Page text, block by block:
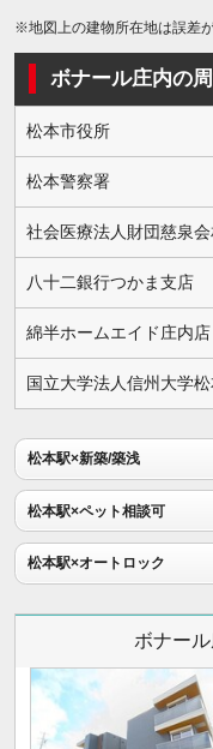
※地図上の建物所在地は誤差
ボナール庄内の
松本市役所
松本警察署
社会医療法人財団慈泉
八十二銀行つかま支店
綿半ホームエイド庄内店
国立大学法人信州大学
松本駅×新築/築浅
松本駅×ペット相談可
松本駅×オートロック
ボナー